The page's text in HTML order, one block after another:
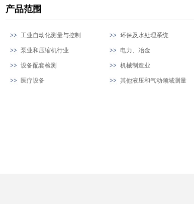
产品范围
工业自动化测量与控制 环保及水处理系统
泵业和压缩机行业 电力、冶金
设备配套检测 机械制造业
医疗设备 其他液压和气动领域测量